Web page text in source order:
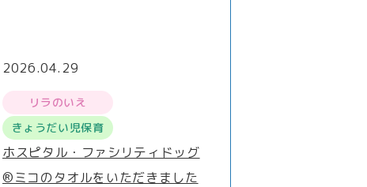
2026.04.29
リラのいえ
きょうだい児保育
ホスピタル・ファシリティドッグ
®ミコのタオルをいただきました